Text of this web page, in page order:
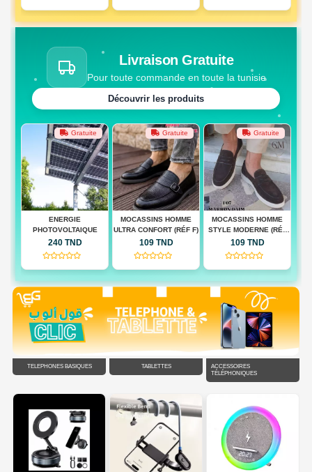
Livraison Gratuite
Pour toute commande en toute la tunisie
Découvrir les produits
Gratuite
ENERGIE
PHOTOVOLTAIQUE
240 TND
(0)
Gratuite
MOCASSINS HOMME
ULTRA CONFORT (RÉF F)
109 TND
(0)
Gratuite
MOCASSINS HOMME
STYLE MODERNE (RÉF
F)
109 TND
(0)
TÉLÉPHONES BASIQUES TABLETTES
ACCESSOIRES
TÉLÉPHONIQUES